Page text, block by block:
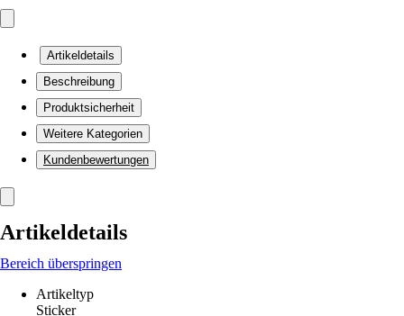
Artikeldetails
Beschreibung
Produktsicherheit
Weitere Kategorien
Kundenbewertungen
Artikeldetails
Bereich überspringen
Artikeltyp
Sticker